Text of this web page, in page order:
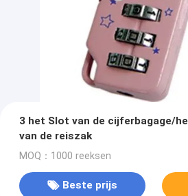
3 het Slot van de cijferbagage/
van de reiszak
MOQ：1000 reeksen
Beste prijs